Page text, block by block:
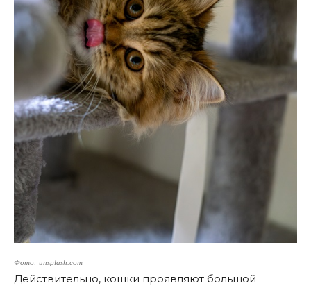
Фото: unsplash.com
Действительно, кошки проявляют большой